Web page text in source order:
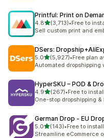
Printful: Print on
4.8滿分 5 顆星
(3,713)
共有 3713 則評價
•Free to
Sell custom print and
DSers:
5.0滿分 5 顆星
(5,927)
共有 5927 則評價
•Free plan
Automated dropshipping
HyperSKU – POD &
4.9滿分 5 顆星
(267)
共有 267 則評價
•Free to install
One-stop dropshipping
German Drop ‑ EU
5.0滿分 5 顆星
(143)
共有 143 則評價
•Free to install
Streamline eCommerce